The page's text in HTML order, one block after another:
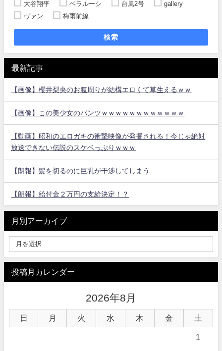
大谷翔平
ベラルーシ 台風2号
gallery
ヴァン
梅雨前線
検索
最新記事
【画像】櫻井梨央のお腹周りが結構エロくて草生えるｗｗ
【画像】この美少女のパンツｗｗｗｗｗｗｗｗｗｗｗｗ
【動画】昭和のエロガキの衝撃映像が発掘される！今じゃ絶対
放送できない伝説のスケベっぷりｗｗｗ
【朗報】髪を切るのに巨乳が干渉してしまう
【朗報】給付金２万円の支給決定！？
月別アーカイブ
投稿月カレンダー
2026年8月
日 月 火 水 木 金 土
1